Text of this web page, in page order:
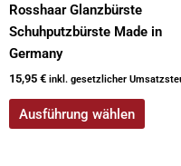
Rosshaar Glanzbürste
Schuhputzbürste Made in
Germany
15,95 € inkl. gesetzlicher
Ausführung wählen
werden